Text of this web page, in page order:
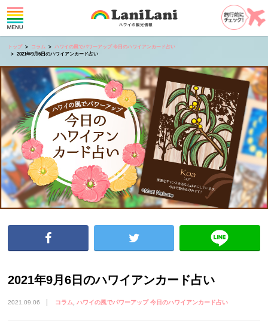
トップ コラム
ハワイの風でパワーアップ 今日のハワイアンカード占い
2021年9月6日のハワイアンカード占い
2021年9月6日のハワイアンカード占い
2021.09.06 コラム ハワイの風でパワーアップ 今日のハワイアンカード占い